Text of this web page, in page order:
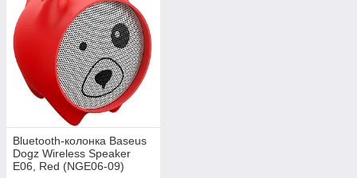
Bluetooth-колонка Baseus
Dogz Wireless Speaker
E06, Red (NGE06-09)